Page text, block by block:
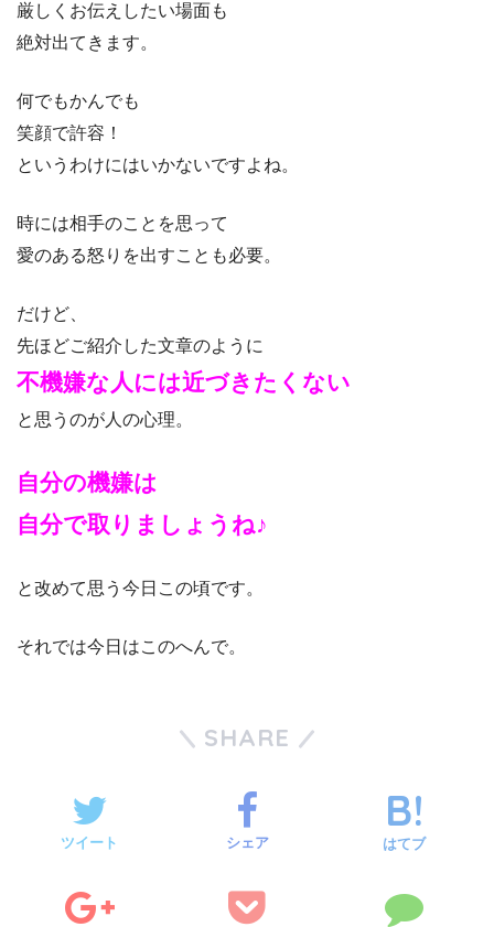
厳しくお伝えしたい場面も
絶対出てきます。
何でもかんでも
笑顔で許容！
というわけにはいかないですよね。
時には相手のことを思って
愛のある怒りを出すことも必要。
だけど、
先ほどご紹介した文章のように
不機嫌な人には近づきたくない
と思うのが人の心理。
自分の機嫌は
自分で取りましょうね♪
と改めて思う今日この頃です。
それでは今日はこのへんで。
SHARE
ツイート シェア はてブ